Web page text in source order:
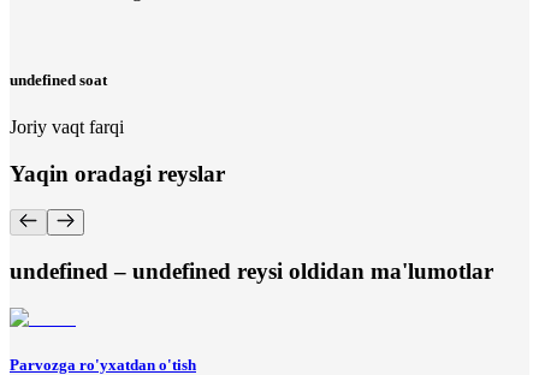
undefined soat
Joriy vaqt farqi
Yaqin oradagi reyslar
undefined – undefined reysi oldidan ma'lumotlar
Parvozga ro'yxatdan o'tish